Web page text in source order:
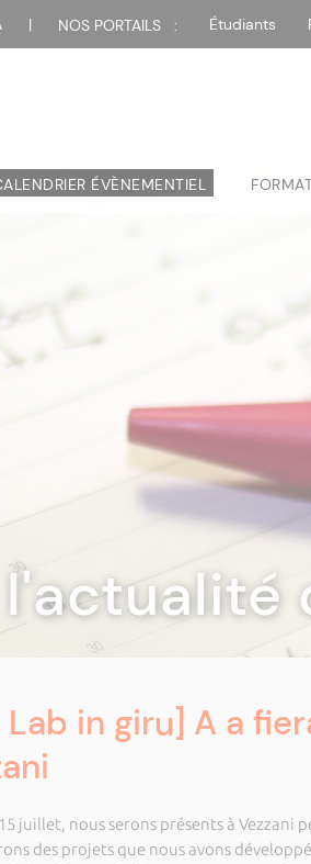
| NOS PORTAILS : Étudiants
ÉVÈNEMENTIEL
Lab in giru] A a
juillet, nous serons présents à Vezzani
des projets que nous avons